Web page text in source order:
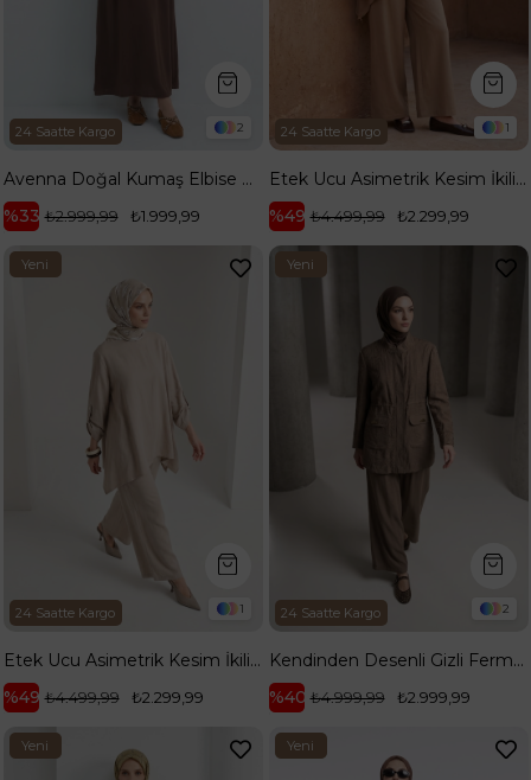
2
24 Saatte Kargo
Avenna Doğal Kumaş Elbise Üzerine Ceketli İkili Takım Taba 26YA609
%33
₺1.999,99
₺2.999,99
1
24 Saatte Kargo
Etek Ucu Asimetrik Kesim İkili Takım Kahverengi 26YA635
%49
₺2.299,99
₺4.499,99
1
24 Saatte Kargo
Yeni
Etek Ucu Asimetrik Kesim İkili Takım Taş 26YA635
%49
₺2.299,99
₺4.499,99
2
24 Saatte Kargo
Yeni
Kendinden Desenli Gizli Fermuarlı Cepli Pantolonlu İkili Takım Vizon 26YA603
%40
₺2.999,99
₺4.999,99
Yeni
Yeni